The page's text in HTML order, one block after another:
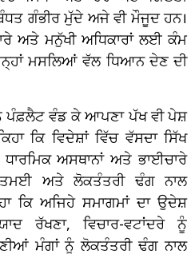
ਗੰਭੀਰ ਮੁੱਦੇ ਅਜੇ ਵੀ ਮੌਜੂਦ ਹਨ।
ਅਤੇ ਮਨੁੱਖੀ ਅਧਿਕਾਰਾਂ ਲਈ ਕੰਮ
ਮਸਲਿਆਂ ਵੱਲ ਧਿਆਨ ਦੇਣ ਦੀ
ਪੰਫ਼ਲੈਟ ਵੰਡ ਕੇ ਆਪਣਾ ਪੱਖ ਵੀ ਪੇਸ਼
ਕਿ ਵਿਦੇਸ਼ਾਂ ਵਿੱਚ ਵੱਸਦਾ ਸਿੱਖ
ਅਸਥਾਨਾਂ ਅਤੇ ਭਾਈਚਾਰੇ
ਅਤੇ ਲੋਕਤੰਤਰੀ ਢੰਗ ਨਾਲ
ਕਿ ਅਜਿਹੇ ਸਮਾਗਮਾਂ ਦਾ ਉਦੇਸ਼
ਰੱਖਣਾ, ਵਿਚਾਰ-ਵਟਾਂਦਰੇ ਨੂੰ
ਮੰਗਾਂ ਨੂੰ ਲੋਕਤੰਤਰੀ ਢੰਗ ਨਾਲ